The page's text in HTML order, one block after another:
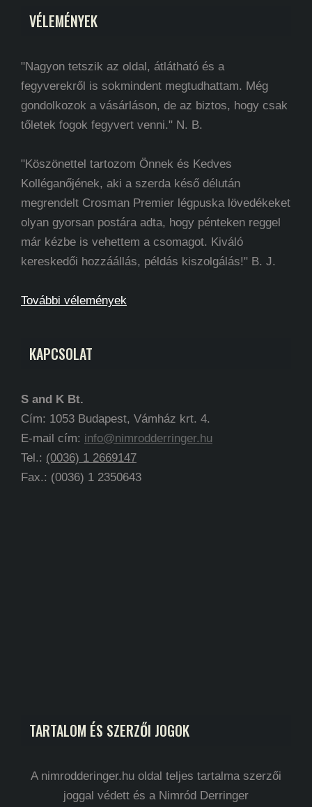
VÉLEMÉNYEK
"Nagyon tetszik az oldal, átlátható és a
fegyverekről is sokmindent megtudhattam. Még
gondolkozok a vásárláson, de az biztos, hogy csak
tőletek fogok fegyvert venni." N. B.
"Köszönettel tartozom Önnek és Kedves
Kolléganőjének, aki a szerda késő délután
megrendelt Crosman Premier légpuska lövedékeket
olyan gyorsan postára adta, hogy pénteken reggel
már kézbe is vehettem a csomagot. Kiváló
kereskedői hozzáállás, példás kiszolgálás!" B. J.
További vélemények
KAPCSOLAT
S and K Bt.
Cím: 1053 Budapest, Vámház krt. 4.
E-mail cím: info@nimrodderringer.hu
Tel.: (0036) 1 2669147
Fax.: (0036) 1 2350643
TARTALOM ÉS SZERZŐI JOGOK
A nimrodderinger.hu oldal teljes tartalma szerzői
joggal védett és a Nimród Derringer